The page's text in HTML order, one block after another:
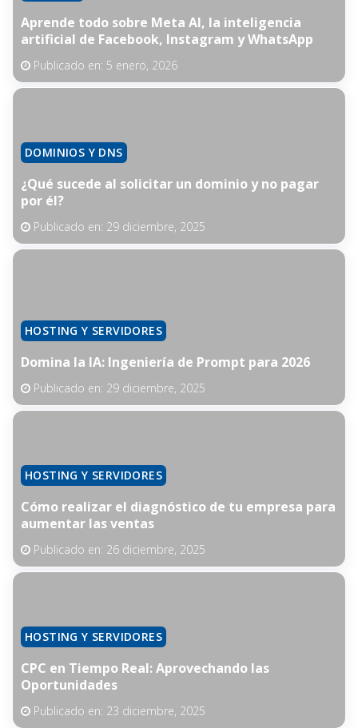
Aprende todo sobre Meta AI, la inteligencia
artificial de Facebook, Instagram y WhatsApp
Publicado en: 5 enero, 2026
DOMINIOS Y DNS
¿Qué sucede al solicitar un dominio y no pagar
por él?
Publicado en: 29 diciembre, 2025
HOSTING Y SERVIDORES
Domina la IA: Ingeniería de Prompt para 2026
Publicado en: 29 diciembre, 2025
HOSTING Y SERVIDORES
Cómo realizar el diagnóstico de tu empresa para
aumentar las ventas
Publicado en: 26 diciembre, 2025
HOSTING Y SERVIDORES
CPC en Tiempo Real: Aprovechando las
Oportunidades
Publicado en: 23 diciembre, 2025